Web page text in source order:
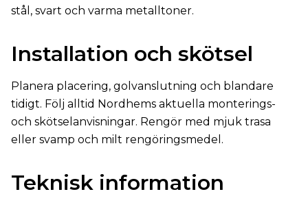
stål, svart och varma metalltoner.
Installation och skötsel
Planera placering, golvanslutning och blandare
tidigt. Följ alltid Nordhems aktuella monterings-
och skötselanvisningar. Rengör med mjuk trasa
eller svamp och milt rengöringsmedel.
Teknisk information